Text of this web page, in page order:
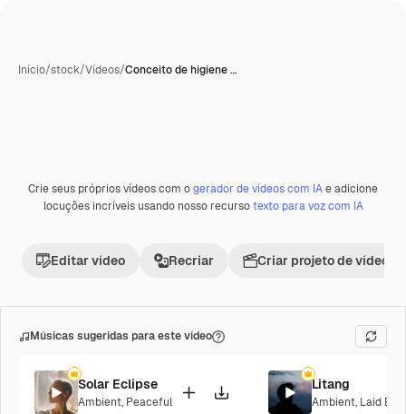
Início/stock/Vídeos/Conceito de higiene …
Premium
Crie seus próprios vídeos com ogerador de vídeos com IAe adicione
locuções incríveis usando nosso recursotexto para voz com IA
Editar vídeo Recriar Criar projeto de vídeo
Músicas sugeridas para este vídeo
Solar Eclipse
Ambient, Peaceful
Litang
Ambient, Laid